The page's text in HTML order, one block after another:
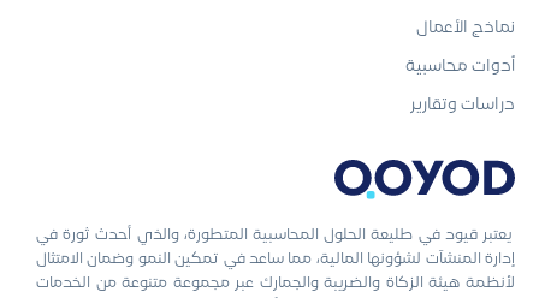
يعتبر قيود في طليعة الحلول المحاسبية المتطورة، والذي أحدث ثورة في
إدارة المنشآت لشؤونها المالية، مما ساعد في تمكين النمو وضمان الامتثال
لأنظمة هيئة الزكاة والضريبة والجمارك عبر مجموعة متنوعة من الخدمات
نماذج الأعمال
أدوات محاسبية
دراسات وتقارير